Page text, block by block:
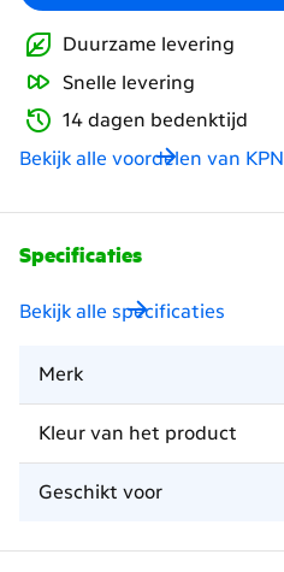
Duurzame levering
Snelle levering
14 dagen bedenktijd
Bekijk alle voordelen van KPN
Specificaties
Bekijk alle specificaties
Merk
Kleur van het product
Geschikt voor